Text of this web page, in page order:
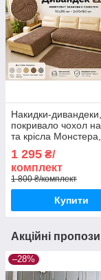
Накидки-дивандеки,
покривало чохол
та крісла Монстера,
універсальна на 3
полотна. Коричневий
1 295 ₴/
комплект
1 800 ₴/комплект
Купити
Акційні
–28%